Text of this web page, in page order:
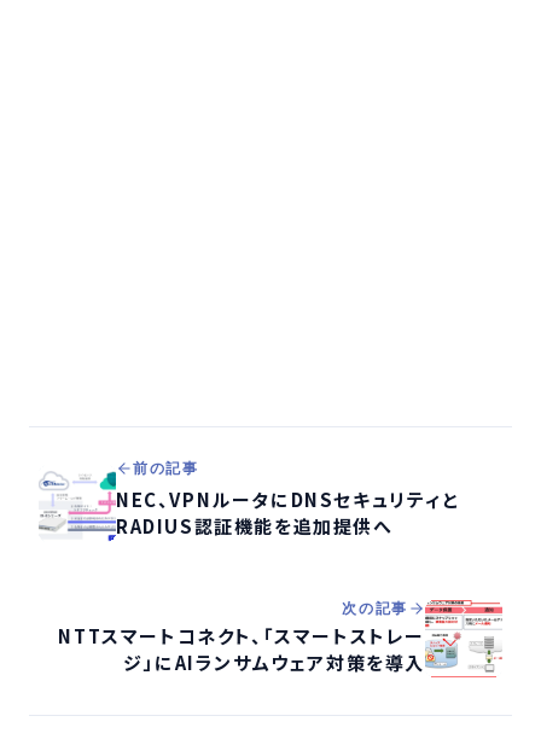
前の記事
NEC、VPNルータにDNSセキュリティと
RADIUS認証機能を追加提供へ
次の記事
NTTスマートコネクト、「スマートストレー
ジ」にAIランサムウェア対策を導入